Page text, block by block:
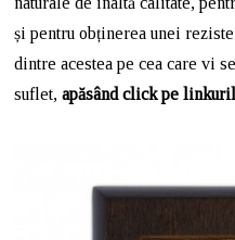
și pentru obținerea unei
dintre acestea pe cea care vi
suflet,apăsând click pe